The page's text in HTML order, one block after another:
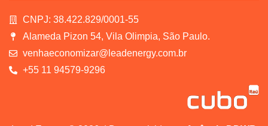
CNPJ: 38.422.829/0001-55
Alameda Pizon 54, Vila Olimpia, São Paulo.
venhaeconomizar@leadenergy.com.br
+55 11 94579-9296